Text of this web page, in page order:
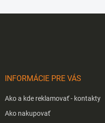
INFORMÁCIE PRE VÁS
Ako a kde reklamovať - kontakty
Ako nakupovať